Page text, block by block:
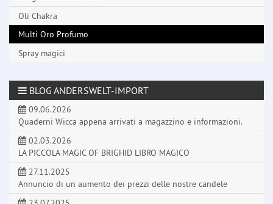
Oli Chakra
Multi Oro Profumo
Spray magici
BLOG ANDERSWELT-IMPORT
09.06.2026
Quaderni Wicca appena arrivati a magazzino e informazioni.
02.03.2026
LA PICCOLA MAGIC OF BRIGHID LIBRO MAGICO
27.11.2025
Annuncio di un aumento dei prezzi delle nostre candele